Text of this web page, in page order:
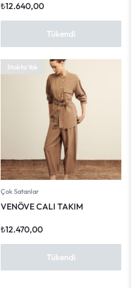
₺12.640,00
Tükendi
Stokta Yok
Çok Satanlar
VENÖVE CALI TAKIM
₺12.470,00
Tükendi